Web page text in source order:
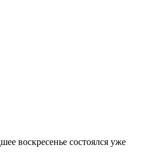
воскресенье состоялся уже